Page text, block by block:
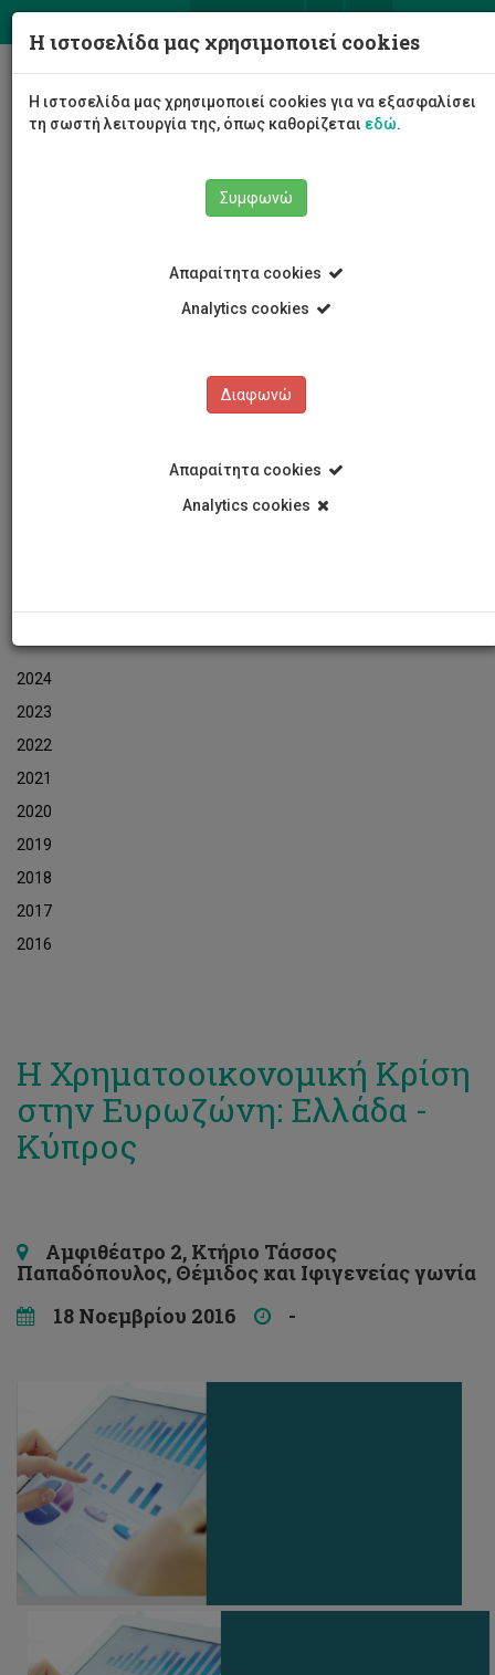
2024
2023
2022
2021
2020
2019
2018
2017
2016
Η Χρηματοοικονομική Κρίση
στην Ευρωζώνη: Ελλάδα -
Κύπρος
Αμφιθέατρο 2, Κτήριο Τάσσος
Παπαδόπουλος, Θέμιδος και Ιφιγενείας γωνία
18 Νοεμβρίου 2016
-
Η ιστοσελίδα μας χρησιμοποιεί cookies
Η ιστοσελίδα μας χρησιμοποιεί cookies για να εξασφαλίσει
τη σωστή λειτουργία της, όπως καθορίζεται εδώ.
Συμφωνώ
Απαραίτητα cookies
Analytics cookies
Διαφωνώ
Απαραίτητα cookies
Analytics cookies